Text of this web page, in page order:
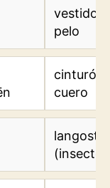
vestido
pelo
cinturón
cuero